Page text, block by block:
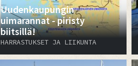
Uudenkaupungin
uimarannat - piristy
biitsillä!
HARRASTUKSET JA LIIKUNTA